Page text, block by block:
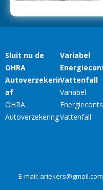
E-mail: ariekers@gmail.com